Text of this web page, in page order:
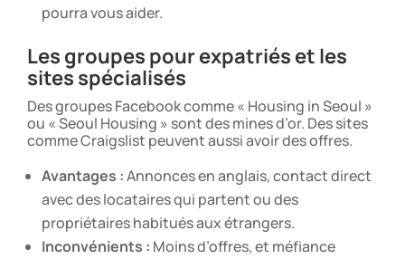
pourra vous aider.
Les groupes pour expatriés et les
sites spécialisés
Des groupes Facebook comme « Housing in Seoul »
ou « Seoul Housing » sont des mines d’or. Des sites
comme Craigslist peuvent aussi avoir des offres.
Avantages :Annonces en anglais, contact direct
avec des locataires qui partent ou des
propriétaires habitués aux étrangers.
Inconvénients : Moins d’offres, et méfiance